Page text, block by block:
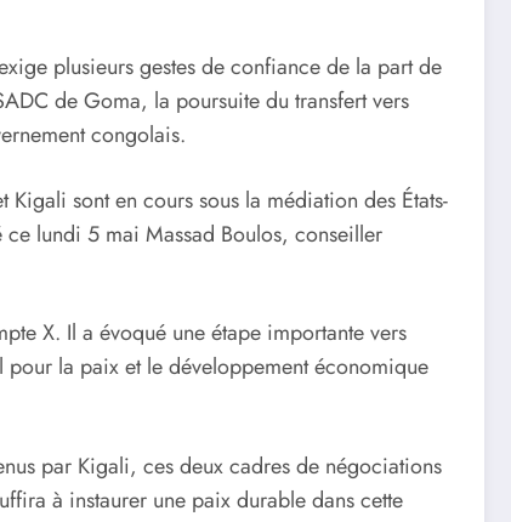
plusieurs gestes de confiance de la part de
de Goma, la poursuite du transfert vers
congolais.
sont en cours sous la médiation des États-
ce lundi 5 mai Massad Boulos, conseiller
X. Il a évoqué une étape importante vers
la paix et le développement économique
par Kigali, ces deux cadres de négociations
à instaurer une paix durable dans cette